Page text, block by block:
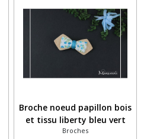
Broche noeud papillon bois
et tissu liberty bleu vert
Broches